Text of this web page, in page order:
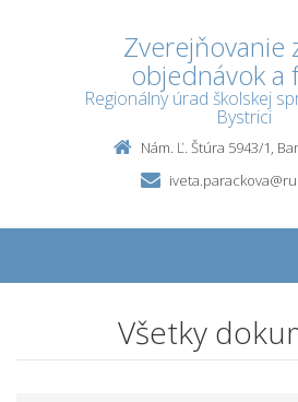
Zverejňovanie
objednávok a
Regionálny úrad školskej
Bystrici
Nám. Ľ. Štúra 5943/1,
Všetky